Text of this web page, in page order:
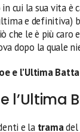
cui la sua vita è
e definitiva)
che le è più caro
dopo la quale
e l’Ultima
l’Ultima
e la tramadel